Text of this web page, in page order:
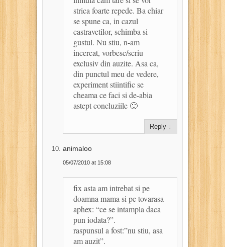
strica foarte repede. Ba chiar
se spune ca, in cazul
castravetilor, schimba si
gustul. Nu stiu, n-am
incercat, vorbesc/scriu
exclusiv din auzite. Asa ca,
din punctul meu de vedere,
experiment stiintific se
cheama ce faci si de-abia
astept concluziile 🙂
Reply ↓
animaloo
05/07/2010 at 15:08
fix asta am intrebat si pe
doamna mama si pe tovarasa
aphex: “ce se intampla daca
pun iodata?”.
raspunsul a fost:”nu stiu, asa
am auzit”.